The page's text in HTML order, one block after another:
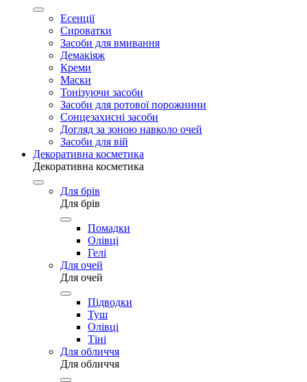
Есенції
Сироватки
Засоби для вмивання
Демакіяж
Креми
Маски
Тонізуючи засоби
Засоби для ротової порожнини
Сонцезахисні засоби
Догляд за зоною навколо очей
Засоби для вій
Декоративна косметика
Декоративна косметика
Для брів
Для брів
Помадки
Олівці
Гелі
Для очей
Для очей
Підводки
Туш
Олівці
Тіні
Для обличчя
Для обличчя